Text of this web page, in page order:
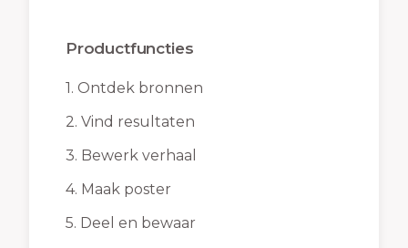
Productfuncties
1. Ontdek bronnen
2. Vind resultaten
3. Bewerk verhaal
4. Maak poster
5. Deel en bewaar